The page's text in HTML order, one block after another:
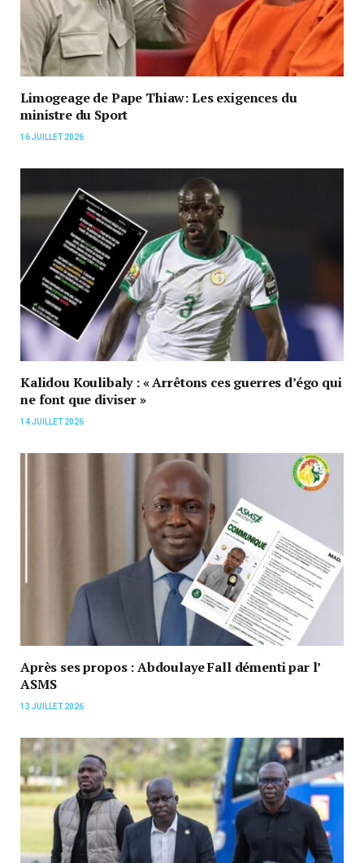
Limogeage de Pape Thiaw: Les exigences du
ministre du Sport
16 JUILLET 2026
Kalidou Koulibaly : « Arrêtons ces guerres d’égo qui
ne font que diviser »
14 JUILLET 2026
Après ses propos : Abdoulaye Fall démenti par l’
ASMS
13 JUILLET 2026